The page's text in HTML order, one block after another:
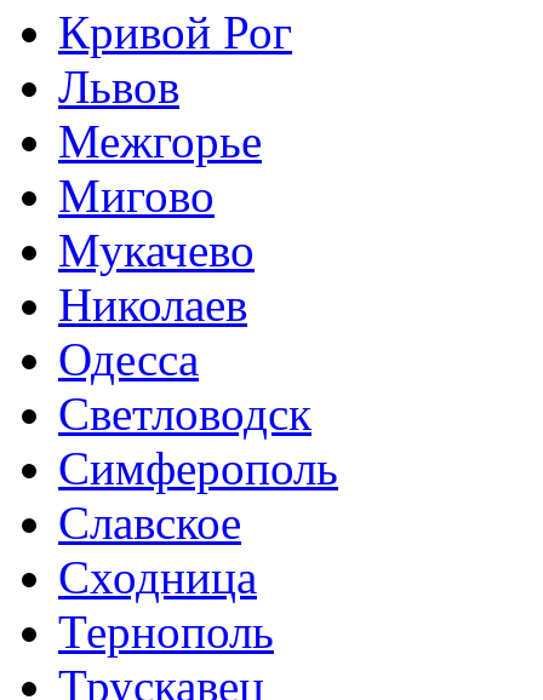
Кривой Рог
Львов
Межгорье
Мигово
Мукачево
Николаев
Одесса
Светловодск
Симферополь
Славское
Сходница
Тернополь
Трускавец